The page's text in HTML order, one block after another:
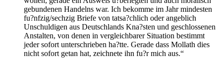
gebundenen Handelns war. Ich bekomme im Jahr mindesten
fu?nfzig/sechzig Briefe von tatsa?chlich oder angeblich
Unschuldigen aus Deutschlands Kna?sten und geschlossenen
Anstalten, von denen in vergleichbarer Situation bestimmt
jeder sofort unterschrieben ha?tte. Gerade dass Mollath dies
nicht sofort getan hat, zeichnete ihn fu?r mich aus.“